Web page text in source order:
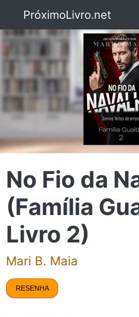
PróximoLivro.net
No Fio da
(Família
Livro 2)
Mari B. Maia
RESENHA